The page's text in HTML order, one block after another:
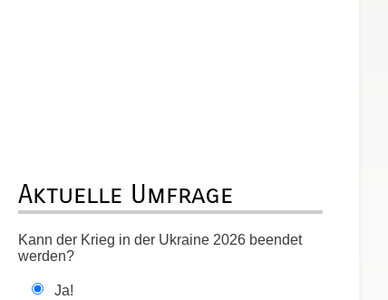
Aktuelle Umfrage
Kann der Krieg in der Ukraine 2026 beendet
werden?
Ja!